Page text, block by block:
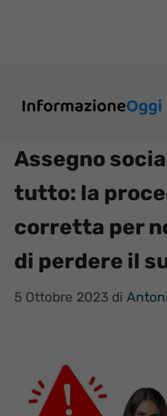
Assegno
tutto: la
corretta per
di perdere il
5 Ottobre 2023 di